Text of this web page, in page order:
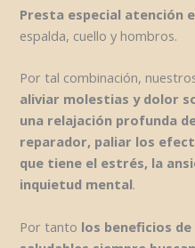
Presta especial atención
espalda, cuello y hombros.
Por tal combinación,
aliviar molestias y dolor
una relajación profunda
reparador, paliar los
que tiene el estrés, la
inquietud mental.
Por tanto los beneficios